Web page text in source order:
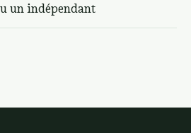
un indépendant